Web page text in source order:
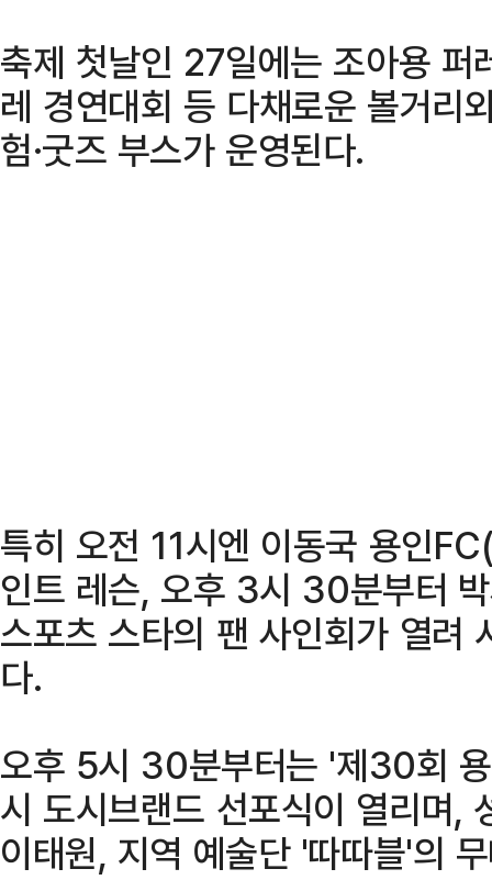
축제 첫날인 27일에는 조아용 퍼
레 경연대회 등 다채로운 볼거리
험·굿즈 부스가 운영된다.
특히 오전 11시엔 이동국 용인
인트 레슨, 오후 3시 30분부터
스포츠 스타의 팬 사인회가 열려
다.
오후 5시 30분부터는 '제30회
시 도시브랜드 선포식이 열리며,
이태원, 지역 예술단 '따따블'의